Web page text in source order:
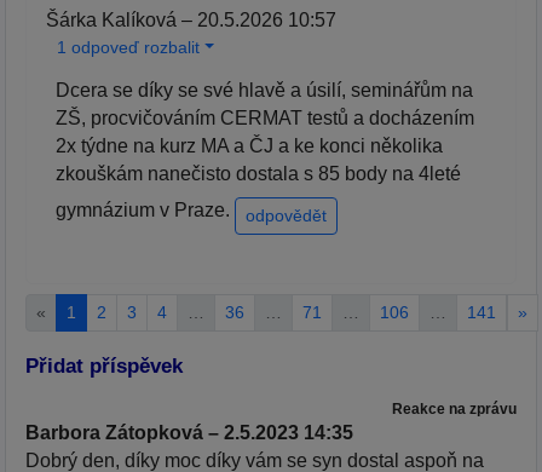
Šárka Kalíková – 20.5.2026 10:57
1 odpoveď rozbalit
Dcera se díky se své hlavě a úsilí, seminářům na
ZŠ, procvičováním CERMAT testů a docházením
2x týdne na kurz MA a ČJ a ke konci několika
zkouškám nanečisto dostala s 85 body na 4leté
gymnázium v Praze.
odpovědět
« 1 2 3 4 36 71 106 141 »
Přidat příspěvek
Reakce na zprávu
Barbora Zátopková – 2.5.2023 14:35
Dobrý den, díky moc díky vám se syn dostal aspoň na